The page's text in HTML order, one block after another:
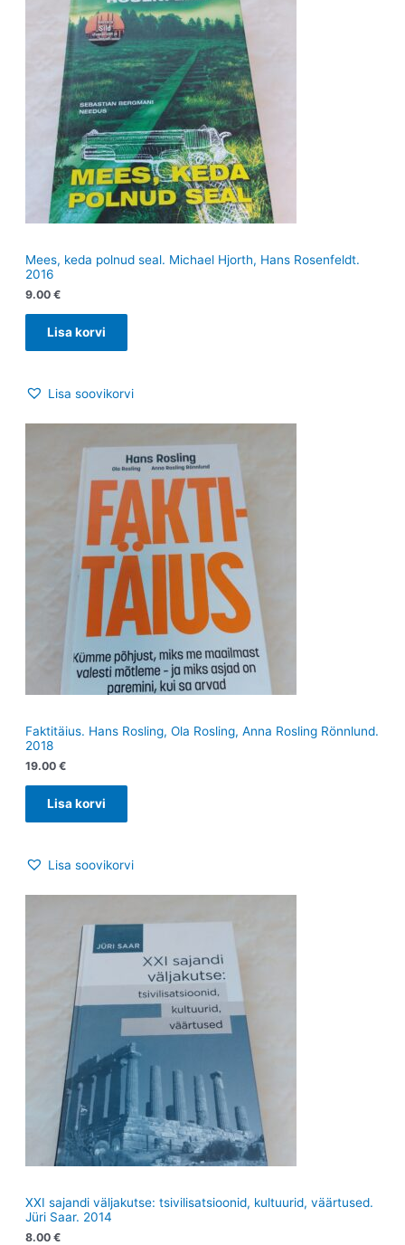
Mees, keda polnud seal. Michael Hjorth, Hans Rosenfeldt.
2016
9.00 €
Lisa korvi
Lisa soovikorvi
Faktitäius. Hans Rosling, Ola Rosling, Anna Rosling Rönnlund.
2018
19.00 €
Lisa korvi
Lisa soovikorvi
XXI sajandi väljakutse: tsivilisatsioonid, kultuurid, väärtused.
Jüri Saar. 2014
8.00 €